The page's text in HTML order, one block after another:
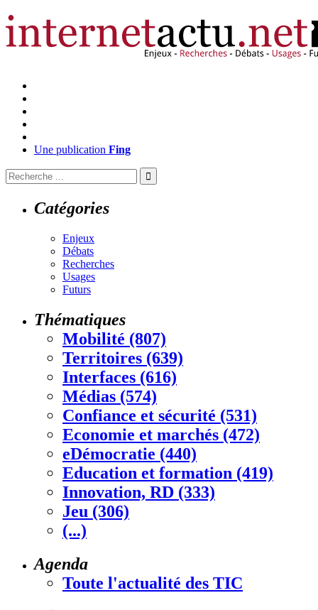
Une publication Fing
Catégories
Enjeux
Débats
Recherches
Usages
Futurs
Thématiques
Mobilité (807)
Territoires (639)
Interfaces (616)
Médias (574)
Confiance et sécurité (531)
Economie et marchés (472)
eDémocratie (440)
Education et formation (419)
Innovation, RD (333)
Jeu (306)
(...)
Agenda
Toute l'actualité des TIC